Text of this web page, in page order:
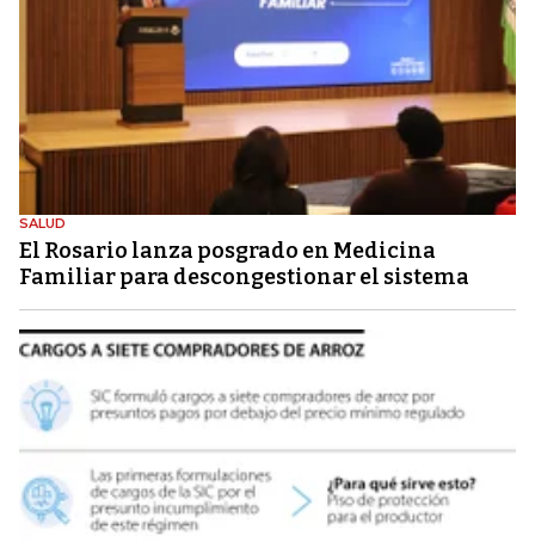
SALUD
El Rosario lanza posgrado en Medicina
Familiar para descongestionar el sistema